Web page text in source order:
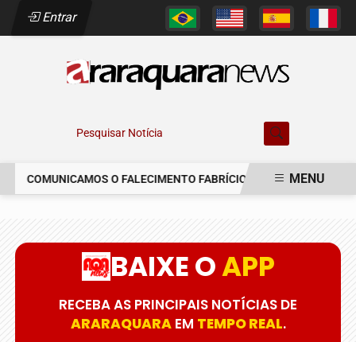
Entrar
Pesquisar Notícia
COMUNICAMOS O FALECIMENTO FABRÍCIO AUGUSTO FERREIRA
MENU
BAIXE OAPP
RECEBA AS PRINCIPAIS NOTÍCIAS DE
ARARAQUARAEM TEMPO REAL.